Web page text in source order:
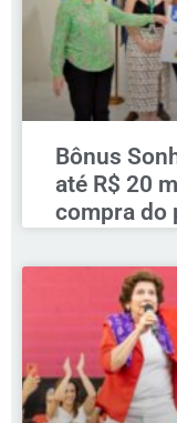
Bônus
até R$ 20
compra do